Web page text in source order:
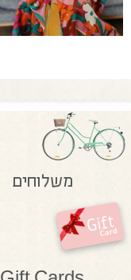
משלוחים